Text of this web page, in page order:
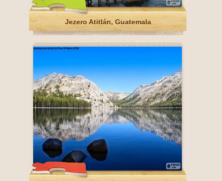
Jezero Atitlán, Guatemala